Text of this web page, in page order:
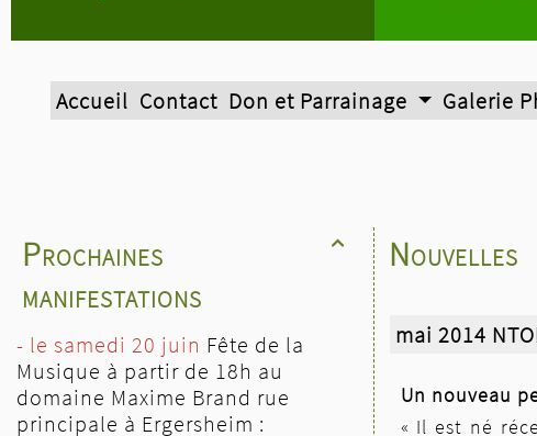
Accueil Contact Don et Parrainage Galerie

Prochaines
manifestations
- le samedi 20 juin Fête de la
Musique à partir de 18h au
domaine Maxime Brand rue
principale à Ergersheim :
Nouvelles
mai 2014
Un nouveau
« Il est né